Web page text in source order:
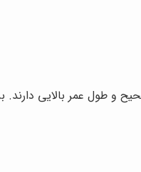
و طول عمر بالایی دارند.